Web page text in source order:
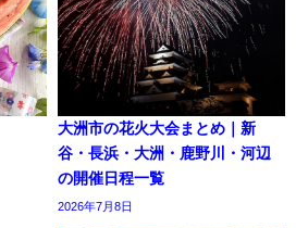
大洲市の花火大会まとめ｜新
谷・長浜・大洲・鹿野川・河辺
の開催日程一覧
2026年7月8日